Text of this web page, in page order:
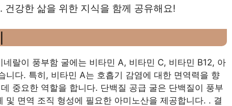
강한 삶을 위한 지식을 함께 공유해요!
네랄이 풍부함 굴에는 비타민 A, 비타민 C, 비타민 B12, 아
니다. 특히, 비타민 A는 호흡기 감염에 대한 면역력을 향
중요한 역할을 합니다. 단백질 공급 굴은 단백질이 풍부
및 면역 조직 형성에 필요한 아미노산을 제공합니다. . 결